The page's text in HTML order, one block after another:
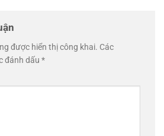
được hiển thị công khai. Các
đánh dấu *